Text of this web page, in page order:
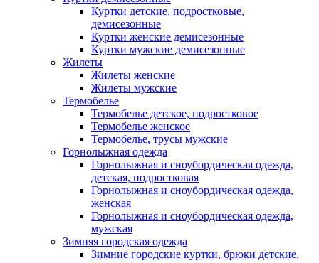
Куртки детские, подростковые,
демисезонные
Куртки женские демисезонные
Куртки мужские демисезонные
Жилеты
Жилеты женские
Жилеты мужские
Термобелье
Термобелье детское, подростковое
Термобелье женское
Термобелье, трусы мужские
Горнолыжная одежда
Горнолыжная и сноубордическая одежда,
детская, подростковая
Горнолыжная и сноубордическая одежда,
женская
Горнолыжная и сноубордическая одежда,
мужская
Зимняя городская одежда
Зимние городские куртки, брюки детские,